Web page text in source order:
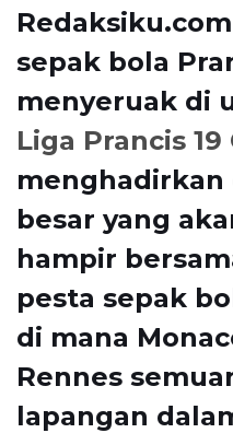
sepak bola
menyeruak di
Liga Prancis
menghadirkan
besar yang
hampir
pesta sepak
di mana
Rennes
lapangan